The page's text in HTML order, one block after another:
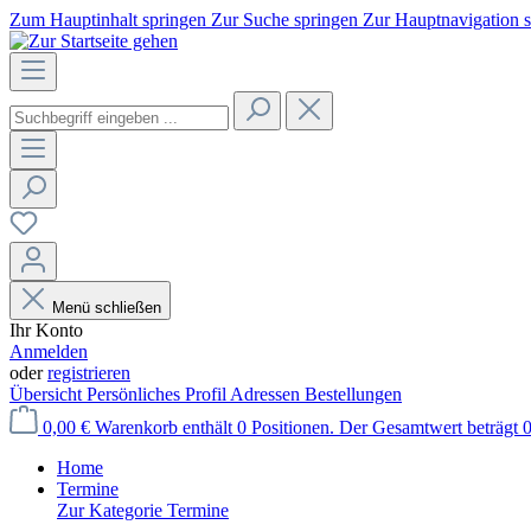
Zum Hauptinhalt springen Zur Suche springen Zur Hauptnavigation
Menü schließen
Ihr Konto
Anmelden
oderregistrieren
Übersicht Persönliches Profil Adressen Bestellungen
0,00 € Warenkorb enthält 0 Positionen. Der Gesamtwert beträgt
Home
Termine
Zur Kategorie Termine